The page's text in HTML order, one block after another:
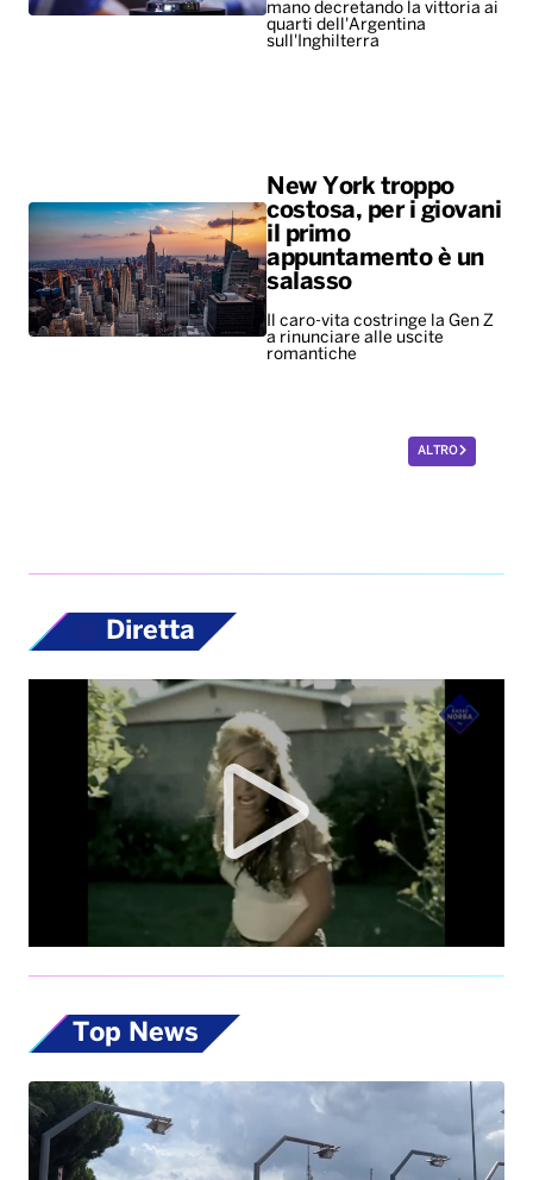
mano decretando la vittoria ai
quarti dell'Argentina
sull'Inghilterra
New York troppo
costosa, per i giovani
il primo
appuntamento è un
salasso
Il caro-vita costringe la Gen Z
a rinunciare alle uscite
romantiche
ALTRO
Diretta
Top News